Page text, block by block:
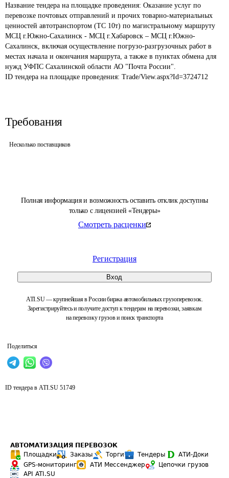
Полная информация и возможность оставить отклик доступны
только с лицензией «Тендеры»
Смотреть расценки
Регистрация
Вход
ATI.SU — крупнейшая в России биржа автомобильных грузоперевозок.
Зарегистрируйтесь и получите доступ к тендерам на перевозки, заявкам
на перевозку грузов и поиск транспорта
Поделиться
Название тендера на площадке проведения: Оказание услуг по
перевозке почтовых отправлений и прочих товарно-материальных
ценностей автотранспортом (ТС 10т) по магистральному маршруту
МСЦ г.Южно-Сахалинск - МСЦ г.Хабаровск – МСЦ г.Южно-
Сахалинск, включая осуществление погрузо-разгрузочных работ в
местах начала и окончания маршрута, а также в пунктах обмена для
нужд УФПС Сахалинской области АО "Почта России".
ID тендера на площадке проведения: Trade/View.aspx?Id=3724712
Требования
Несколько поставщиков
ID тендера в ATI.SU 51749
АВТОМАТИЗАЦИЯ ПЕРЕВОЗОК
Площадки
Заказы Торги Тендеры
АТИ-Доки
GPS-мониторинг
АТИ Мессенджер
Цепочки грузов
API ATI.SU